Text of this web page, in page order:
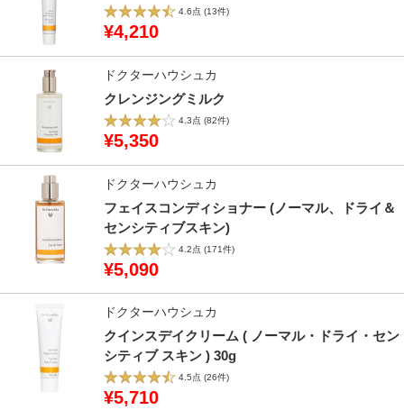
4.6点 (13件)
¥4,210
ドクターハウシュカ
クレンジングミルク
4.3点 (82件)
¥5,350
ドクターハウシュカ
フェイスコンディショナー (ノーマル、ドライ＆
センシティブスキン)
4.2点 (171件)
¥5,090
ドクターハウシュカ
クインスデイクリーム ( ノーマル・ドライ・セン
シティブ スキン ) 30g
4.5点 (26件)
¥5,710